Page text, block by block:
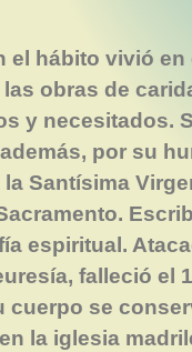
el hábito vivió en
obras de
y necesitados.
por su
Santísima
espiritual.
falleció el
cuerpo se
la iglesia